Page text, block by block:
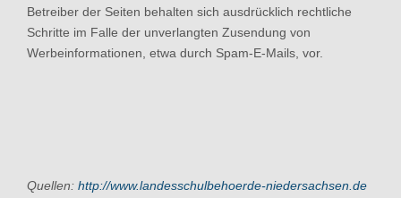
Betreiber der Seiten behalten sich ausdrücklich rechtliche
Schritte im Falle der unverlangten Zusendung von
Werbeinformationen, etwa durch Spam-E-Mails, vor.
Quellen: http://www.landesschulbehoerde-niedersachsen.de